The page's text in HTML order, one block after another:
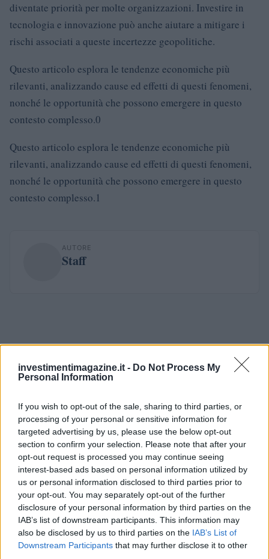
investimentimagazine.it - Do Not Process My
Personal Information
If you wish to opt-out of the sale, sharing to third parties, or
processing of your personal or sensitive information for
targeted advertising by us, please use the below opt-out
section to confirm your selection. Please note that after your
opt-out request is processed you may continue seeing
interest-based ads based on personal information utilized by
us or personal information disclosed to third parties prior to
your opt-out. You may separately opt-out of the further
disclosure of your personal information by third parties on the
IAB’s list of downstream participants. This information may
also be disclosed by us to third parties on the IAB’s List of
Downstream Participants that may further disclose it to other
diventate priorità per molte organizzazioni. Investire in
tecnologia e innovazione può anche aiutare a mitigare i
rischi associati a queste incertezze geopolitiche.
Questo articolo esplora le tendenze economiche più
rilevanti, analizzando cause ed effetti di questi fenomeni,
nonché le opportunità che possono emergere in questo
contesto complesso.0
Questo articolo esplora le tendenze economiche più
rilevanti, analizzando cause ed effetti di questi fenomeni,
nonché le opportunità che possono emergere in questo
contesto complesso.1
AUTORE
Staff